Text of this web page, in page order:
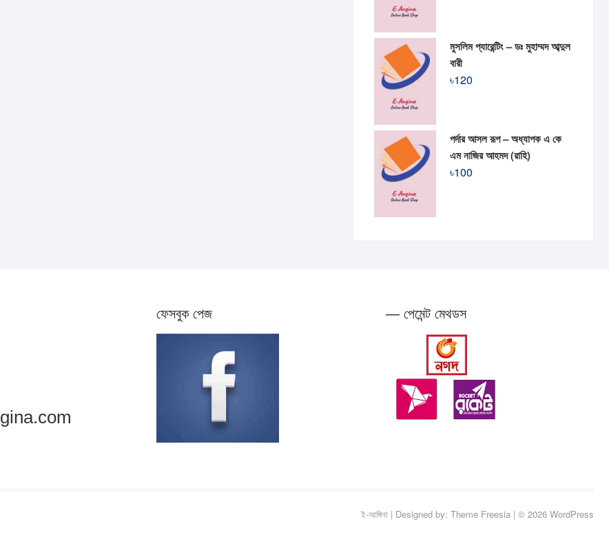
মুসলিম প্যারেন্টিং – ডঃ মুহাম্মদ আব্দুল
বারী
৳120
পর্দার আসল রূপ – অধ্যাপক এ কে
এম নাজির আহমদ (রাহি)
৳100
ফেসবুক পেজ — পেমেন্ট মেথডস
ই-আঙ্গিনা | Designed by: Theme Freesia | © 2026 WordPress